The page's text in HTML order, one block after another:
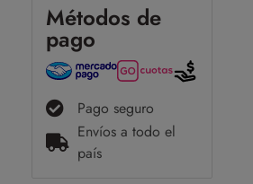
Métodos de
pago
Pago seguro
Envíos a todo el
país